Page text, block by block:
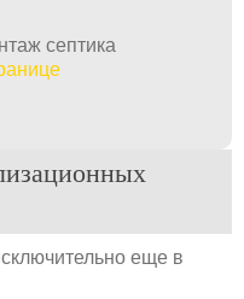
септика
еще в